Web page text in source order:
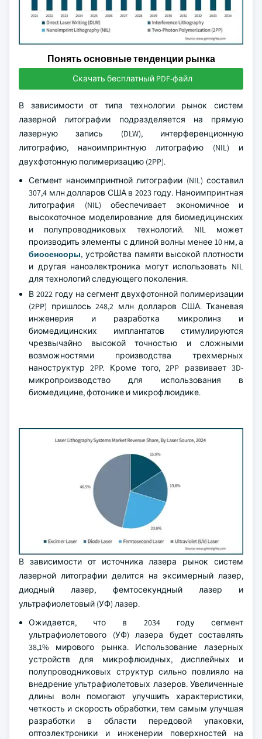
Понять основные тенденции рынка
Скачать бесплатный PDF-файл
В зависимости от типа технологии рынок систем
лазерной литографии подразделяется на прямую
лазерную запись (DLW), интерференционную
литографию, наноимпринтную литографию (NIL) и
двухфотонную полимеризацию (2PP).
Сегмент наноимпринтной литографии (NIL) составил
307,4 млн долларов США в 2023 году. Наноимпринтная
литография (NIL) обеспечивает экономичное и
высокоточное моделирование для биомедицинских
и полупроводниковых технологий. NIL может
производить элементы с длиной волны менее 10 нм, а
биосенсоры, устройства памяти высокой плотности
и другая наноэлектроника могут использовать NIL
для технологий следующего поколения.
В 2022 году на сегмент двухфотонной полимеризации
(2PP) пришлось 248,2 млн долларов США. Тканевая
инженерия и разработка микролинз и
биомедицинских имплантатов стимулируются
чрезвычайно высокой точностью и сложными
возможностями производства трехмерных
наноструктур 2PP. Кроме того, 2PP развивает 3D-
микропроизводство для использования в
биомедицине, фотонике и микрофлюидике.
В зависимости от источника лазера рынок систем
лазерной литографии делится на эксимерный лазер,
диодный лазер, фемтосекундный лазер и
ультрафиолетовый (УФ) лазер.
Ожидается, что в 2034 году сегмент
ультрафиолетового (УФ) лазера будет составлять
38,1% мирового рынка. Использование лазерных
устройств для микрофлюидных, дисплейных и
полупроводниковых структур сильно повлияло на
внедрение ультрафиолетовых лазеров. Увеличенные
длины волн помогают улучшить характеристики,
четкость и скорость обработки, тем самым улучшая
разработки в области передовой упаковки,
оптоэлектроники и инженерии поверхностей на